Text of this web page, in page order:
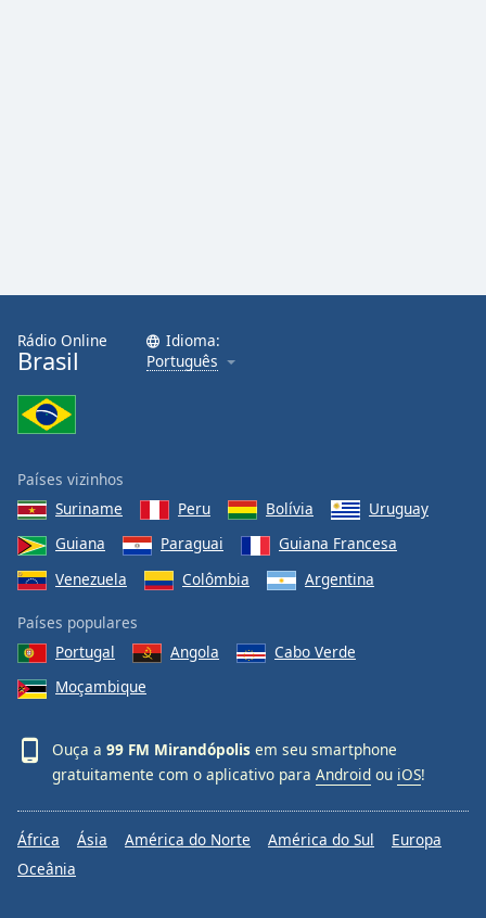
Rádio Online
Brasil
Idioma:
Português
Países vizinhos
Suriname
Peru Bolívia
Uruguay
Guiana
Paraguai
Guiana Francesa
Venezuela
Colômbia Argentina
Países populares
Portugal
Angola
Cabo Verde
Moçambique
Ouça a 99 FM Mirandópolis em seu smartphone
gratuitamente com o aplicativo para Android ou iOS!
África Ásia América do Norte América do Sul
Europa
Oceânia